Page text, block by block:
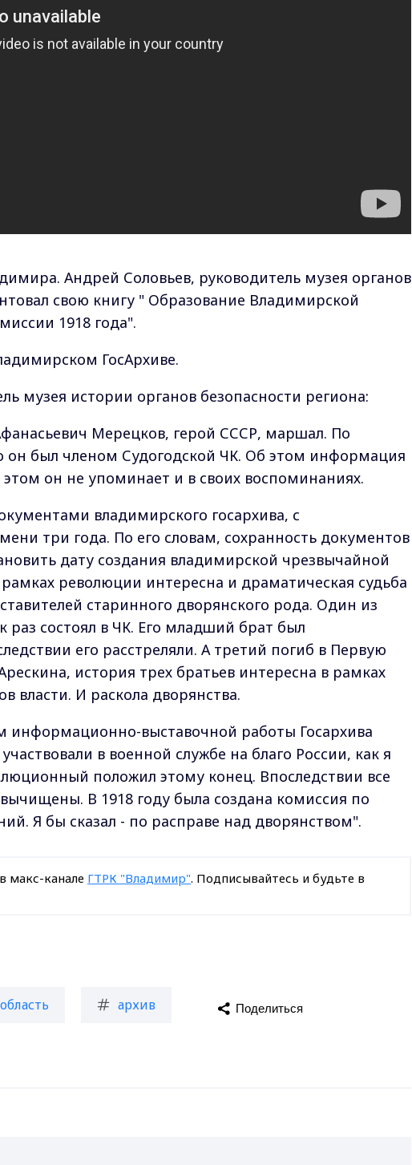
Андрей Соловьев, руководитель музея органов
свою книгу " Образование Владимирской
1918 года".
ГосАрхиве.
музея истории органов безопасности региона:
Мерецков, герой СССР, маршал. По
он был членом Судогодской ЧК. Об этом информация
он не упоминает и в своих воспоминаниях.
владимирского госархива, с
три года. По его словам, сохранность документов
дату создания владимирской чрезвычайной
революции интересна и драматическая судьба
старинного дворянского рода. Один из
раз состоял в ЧК. Его младший брат был
его расстреляли. А третий погиб в Первую
история трех братьев интересна в рамках
власти. И раскола дворянства.
информационно-выставочной работы Госархива
в военной службе на благо России, как я
положил этому конец. Впоследствии все
В 1918 году была создана комиссия по
Я бы сказал - по расправе над дворянством".
макс-канале ГТРК "Владимир". Подписывайтесь и будьте в
архив Поделиться